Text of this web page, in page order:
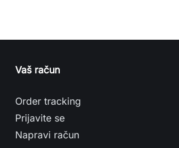
Vaš račun
Order tracking
Prijavite se
Napravi račun